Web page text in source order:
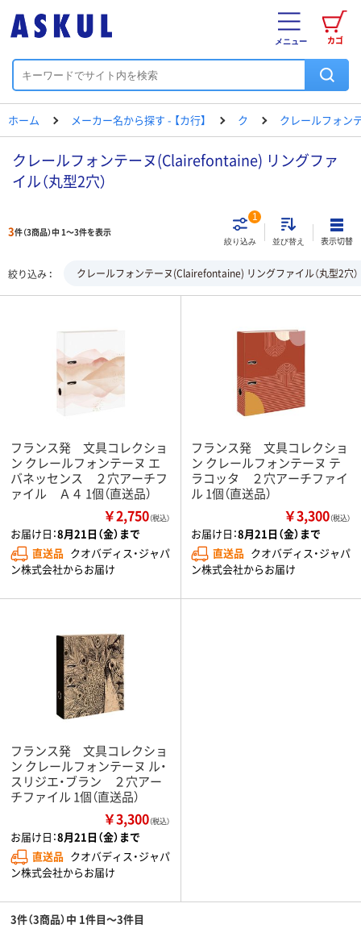
カゴ
メニュー
ホーム メーカー名から探す - 【カ行】 ク クレールフォン
クレールフォンテーヌ(Clairefontaine) リングファ
イル（丸型2穴）
3件（3商品）中 1～3件を表示
絞り込み
1
並び替え 表示切替
絞り込み クレールフォンテーヌ(Clairefontaine) リングファイル（丸型2穴）
フランス発 文具コレクショ
ン クレールフォンテーヌ エ
バネッセンス ２穴アーチフ
ァイル Ａ４ 1個（直送品）
￥2,750（税込）
お届け日：8月21日（金）まで
直送品 クオバディス・ジャパ
ン株式会社からお届け
フランス発 文具コレクショ
ン クレールフォンテーヌ テ
ラコッタ ２穴アーチファイ
ル 1個（直送品）
￥3,300（税込）
お届け日：8月21日（金）まで
直送品 クオバディス・ジャパ
ン株式会社からお届け
フランス発 文具コレクショ
ン クレールフォンテーヌ ル・
スリジエ・ブラン ２穴アー
チファイル 1個（直送品）
￥3,300（税込）
お届け日：8月21日（金）まで
直送品 クオバディス・ジャパ
ン株式会社からお届け
3件（3商品）中 1件目～3件目